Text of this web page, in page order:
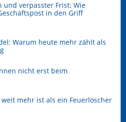
und verpasster Frist: Wie
in den Griff
Warum heute mehr zählt als
nicht erst beim
mehr ist als ein Feuerlöscher